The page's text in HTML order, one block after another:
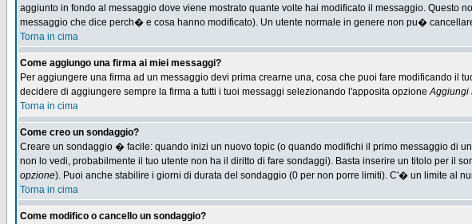
aggiunto in fondo al messaggio dove viene mostrato quante volte hai modificato il messaggio.
messaggio che dice perch� e cosa hanno modificato). Un utente normale in genere non pu�
Torna in cima
Come aggiungo una firma ai miei messaggi?
Per aggiungere una firma ad un messaggio devi prima crearne una, cosa che puoi fare modificando il
decidere di aggiungere sempre la firma a tutti i tuoi messaggi selezionando l'apposita opzioneAggiungi
Torna in cima
Come creo un sondaggio?
Creare un sondaggio � facile: quando inizi un nuovo topic (o quando modifichi il primo messaggio di
non lo vedi, probabilmente il tuo utente non ha il diritto di fare sondaggi). Basta inserire un titolo per il
opzione). Puoi anche stabilire i giorni di durata del sondaggio (0 per non porre limiti). C'� un limite al
Torna in cima
Come modifico o cancello un sondaggio?